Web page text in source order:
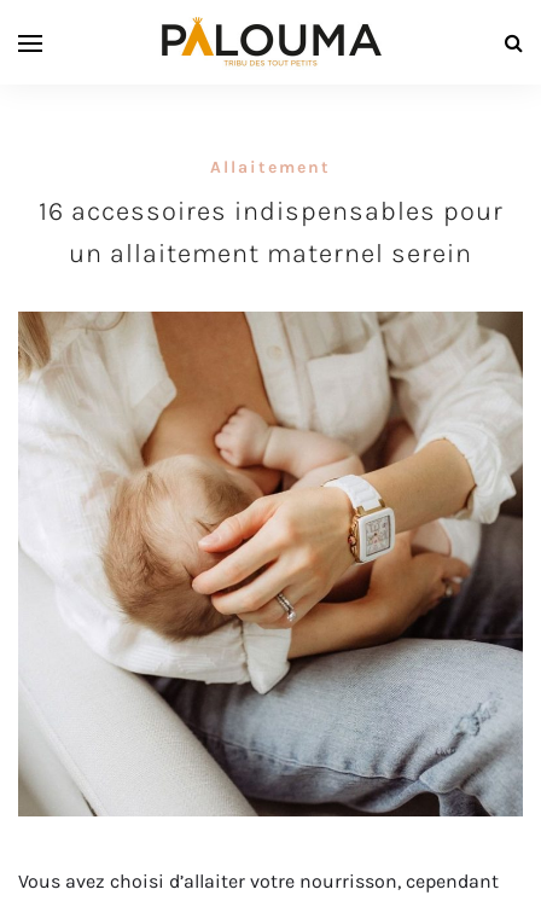
Allaitement
16 accessoires indispensables pour
un allaitement maternel serein
Vous avez choisi d’allaiter votre nourrisson, cependant